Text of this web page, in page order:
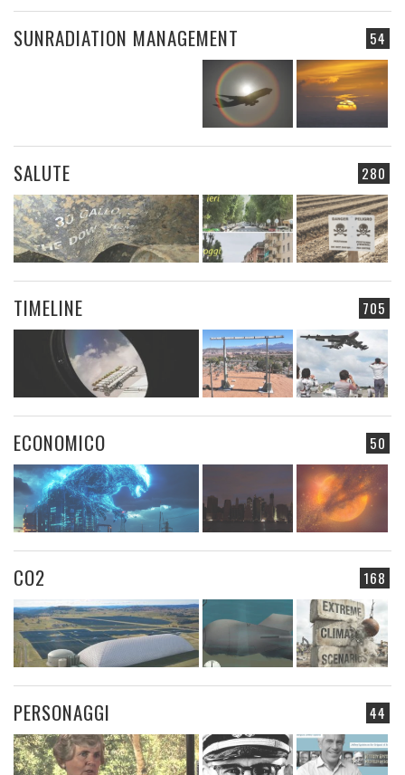
54
SUNRADIATION MANAGEMENT
280
SALUTE
705
TIMELINE
50
ECONOMICO
168
CO2
44
PERSONAGGI